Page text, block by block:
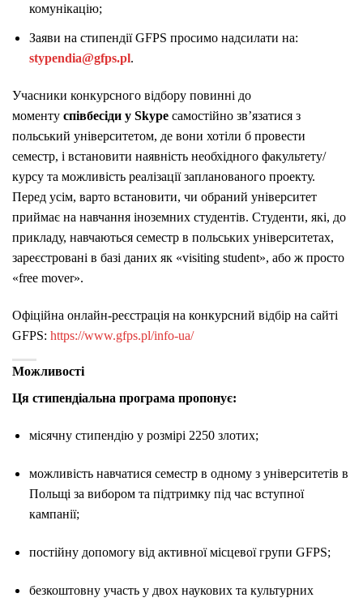
комунікацію;
Заяви на стипендії GFPS просимо надсилати на:
stypendia@gfps.pl.
Учасники конкурсного відбору повинні до
моменту співбесіди у Skype самостійно зв’язатися з
польський університетом, де вони хотіли б провести
семестр, і встановити наявність необхідного факультету/
курсу та можливість реалізації запланованого проекту.
Перед усім, варто встановити, чи обраний університет
приймає на навчання іноземних студентів. Студенти, які, до
прикладу, навчаються семестр в польських університетах,
зареєстровані в базі даних як «visiting student», або ж просто
«free mover».
Офіційна онлайн-реєстрація на конкурсний відбір на сайті
GFPS: https://www.gfps.pl/info-ua/
Можливості
Ця стипендіальна програма пропонує:
місячну стипендію у розмірі 2250 злотих;
можливість навчатися семестр в одному з університетів в
Польщі за вибором та підтримку під час вступної
кампанії;
постійну допомогу від активної місцевої групи GFPS;
безкоштовну участь у двох наукових та культурних